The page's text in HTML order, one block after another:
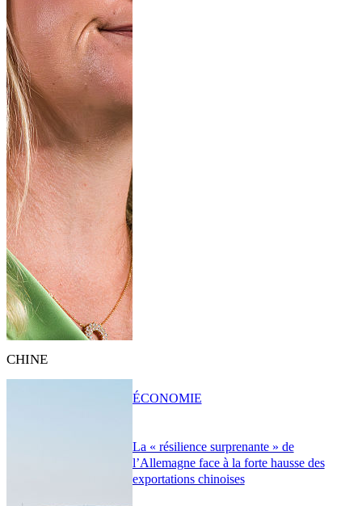
CHINE
La « résilience surprenante » de
l’Allemagne face à la forte hausse des
exportations chinoises
ÉCONOMIE